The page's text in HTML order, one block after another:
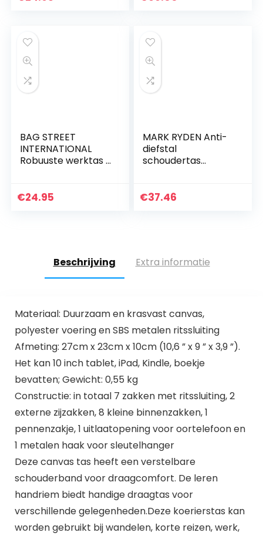
BAG STREET
INTERNATIONAL
Robuuste werktas |
vliegbegeleider |
€24.95
MARK RYDEN Anti-
diefstal
schoudertas
waterdicht lichte
€37.46
Beschrijving Extra informatie
Materiaal: Duurzaam en krasvast canvas,
polyester voering en SBS metalen ritssluiting
Afmeting: 27cm x 23cm x 10cm (10,6 ” x 9 ” x 3,9 ”).
Het kan 10 inch tablet, iPad, Kindle, boekje
bevatten; Gewicht: 0,55 kg
Constructie: in totaal 7 zakken met ritssluiting, 2
externe zijzakken, 8 kleine binnenzakken, 1
pennenzakje, 1 uitlaatopening voor oortelefoon en
1 metalen haak voor sleutelhanger
Deze canvas tas heeft een verstelbare
schouderband voor draagcomfort. De leren
handriem biedt handige draagtas voor
verschillende gelegenheden.Deze koerierstas kan
worden gebruikt bij wandelen, korte reizen, werk,